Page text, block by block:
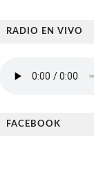
RADIO EN VIVO
FACEBOOK